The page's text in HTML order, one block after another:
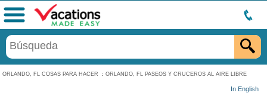
ORLANDO, FL COSAS PARA HACER : ORLANDO, FL PASEOS Y CRUCEROS AL AIRE LIBRE
In English
Menú